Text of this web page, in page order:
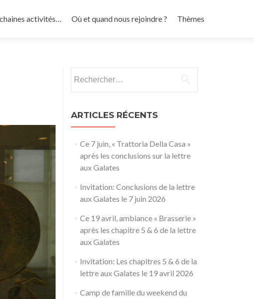
activités… Où et quand nous rejoindre ? Thèmes
ARTICLES RÉCENTS
Ce 7 juin, « Trattoria Della Casa »
après les conclusions sur la lettre
aux Galates
Invitation: Conclusions de la lettre
aux Galates le 7 juin 2026
Ce 19 avril, ambiance « Brasserie »
après les chapitre 5 & 6 de la lettre
aux Galates
Invitation: Les chapitres 5 & 6 de la
lettre aux Galates le 19 avril 2026
Camp de famille du weekend du